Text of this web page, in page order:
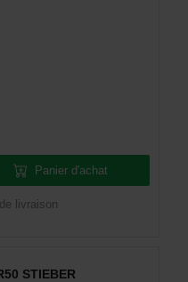
Panier d'achat
livraison
STIEBER